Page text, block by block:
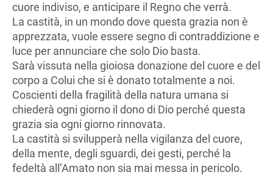
cuore indiviso, e anticipare il Regno che verrà.
La castità, in un mondo dove questa grazia non è
apprezzata, vuole essere segno di contraddizione e
luce per annunciare che solo Dio basta.
Sarà vissuta nella gioiosa donazione del cuore e del
corpo a Colui che si è donato totalmente a noi.
Coscienti della fragilità della natura umana si
chiederà ogni giorno il dono di Dio perché questa
grazia sia ogni giorno rinnovata.
La castità si svilupperà nella vigilanza del cuore,
della mente, degli sguardi, dei gesti, perché la
fedeltà all’Amato non sia mai messa in pericolo.